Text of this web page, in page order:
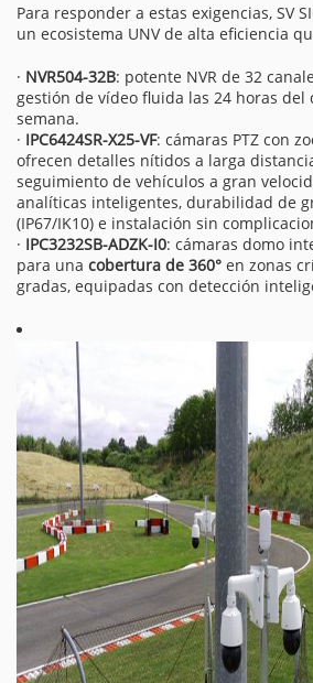
Para responder a estas exigencias, SV
un ecosistema UNV de alta eficiencia
· NVR504-32B: potente NVR de 32
gestión de vídeo fluida las 24 horas del
semana.
· IPC6424SR-X25-VF: cámaras PTZ con
ofrecen detalles nítidos a larga
seguimiento de vehículos a gran
analíticas inteligentes, durabilidad de
(IP67/IK10) e instalación sin
· IPC3232SB-ADZK-I0: cámaras domo
para una cobertura de 360° en zonas
gradas, equipadas con detección